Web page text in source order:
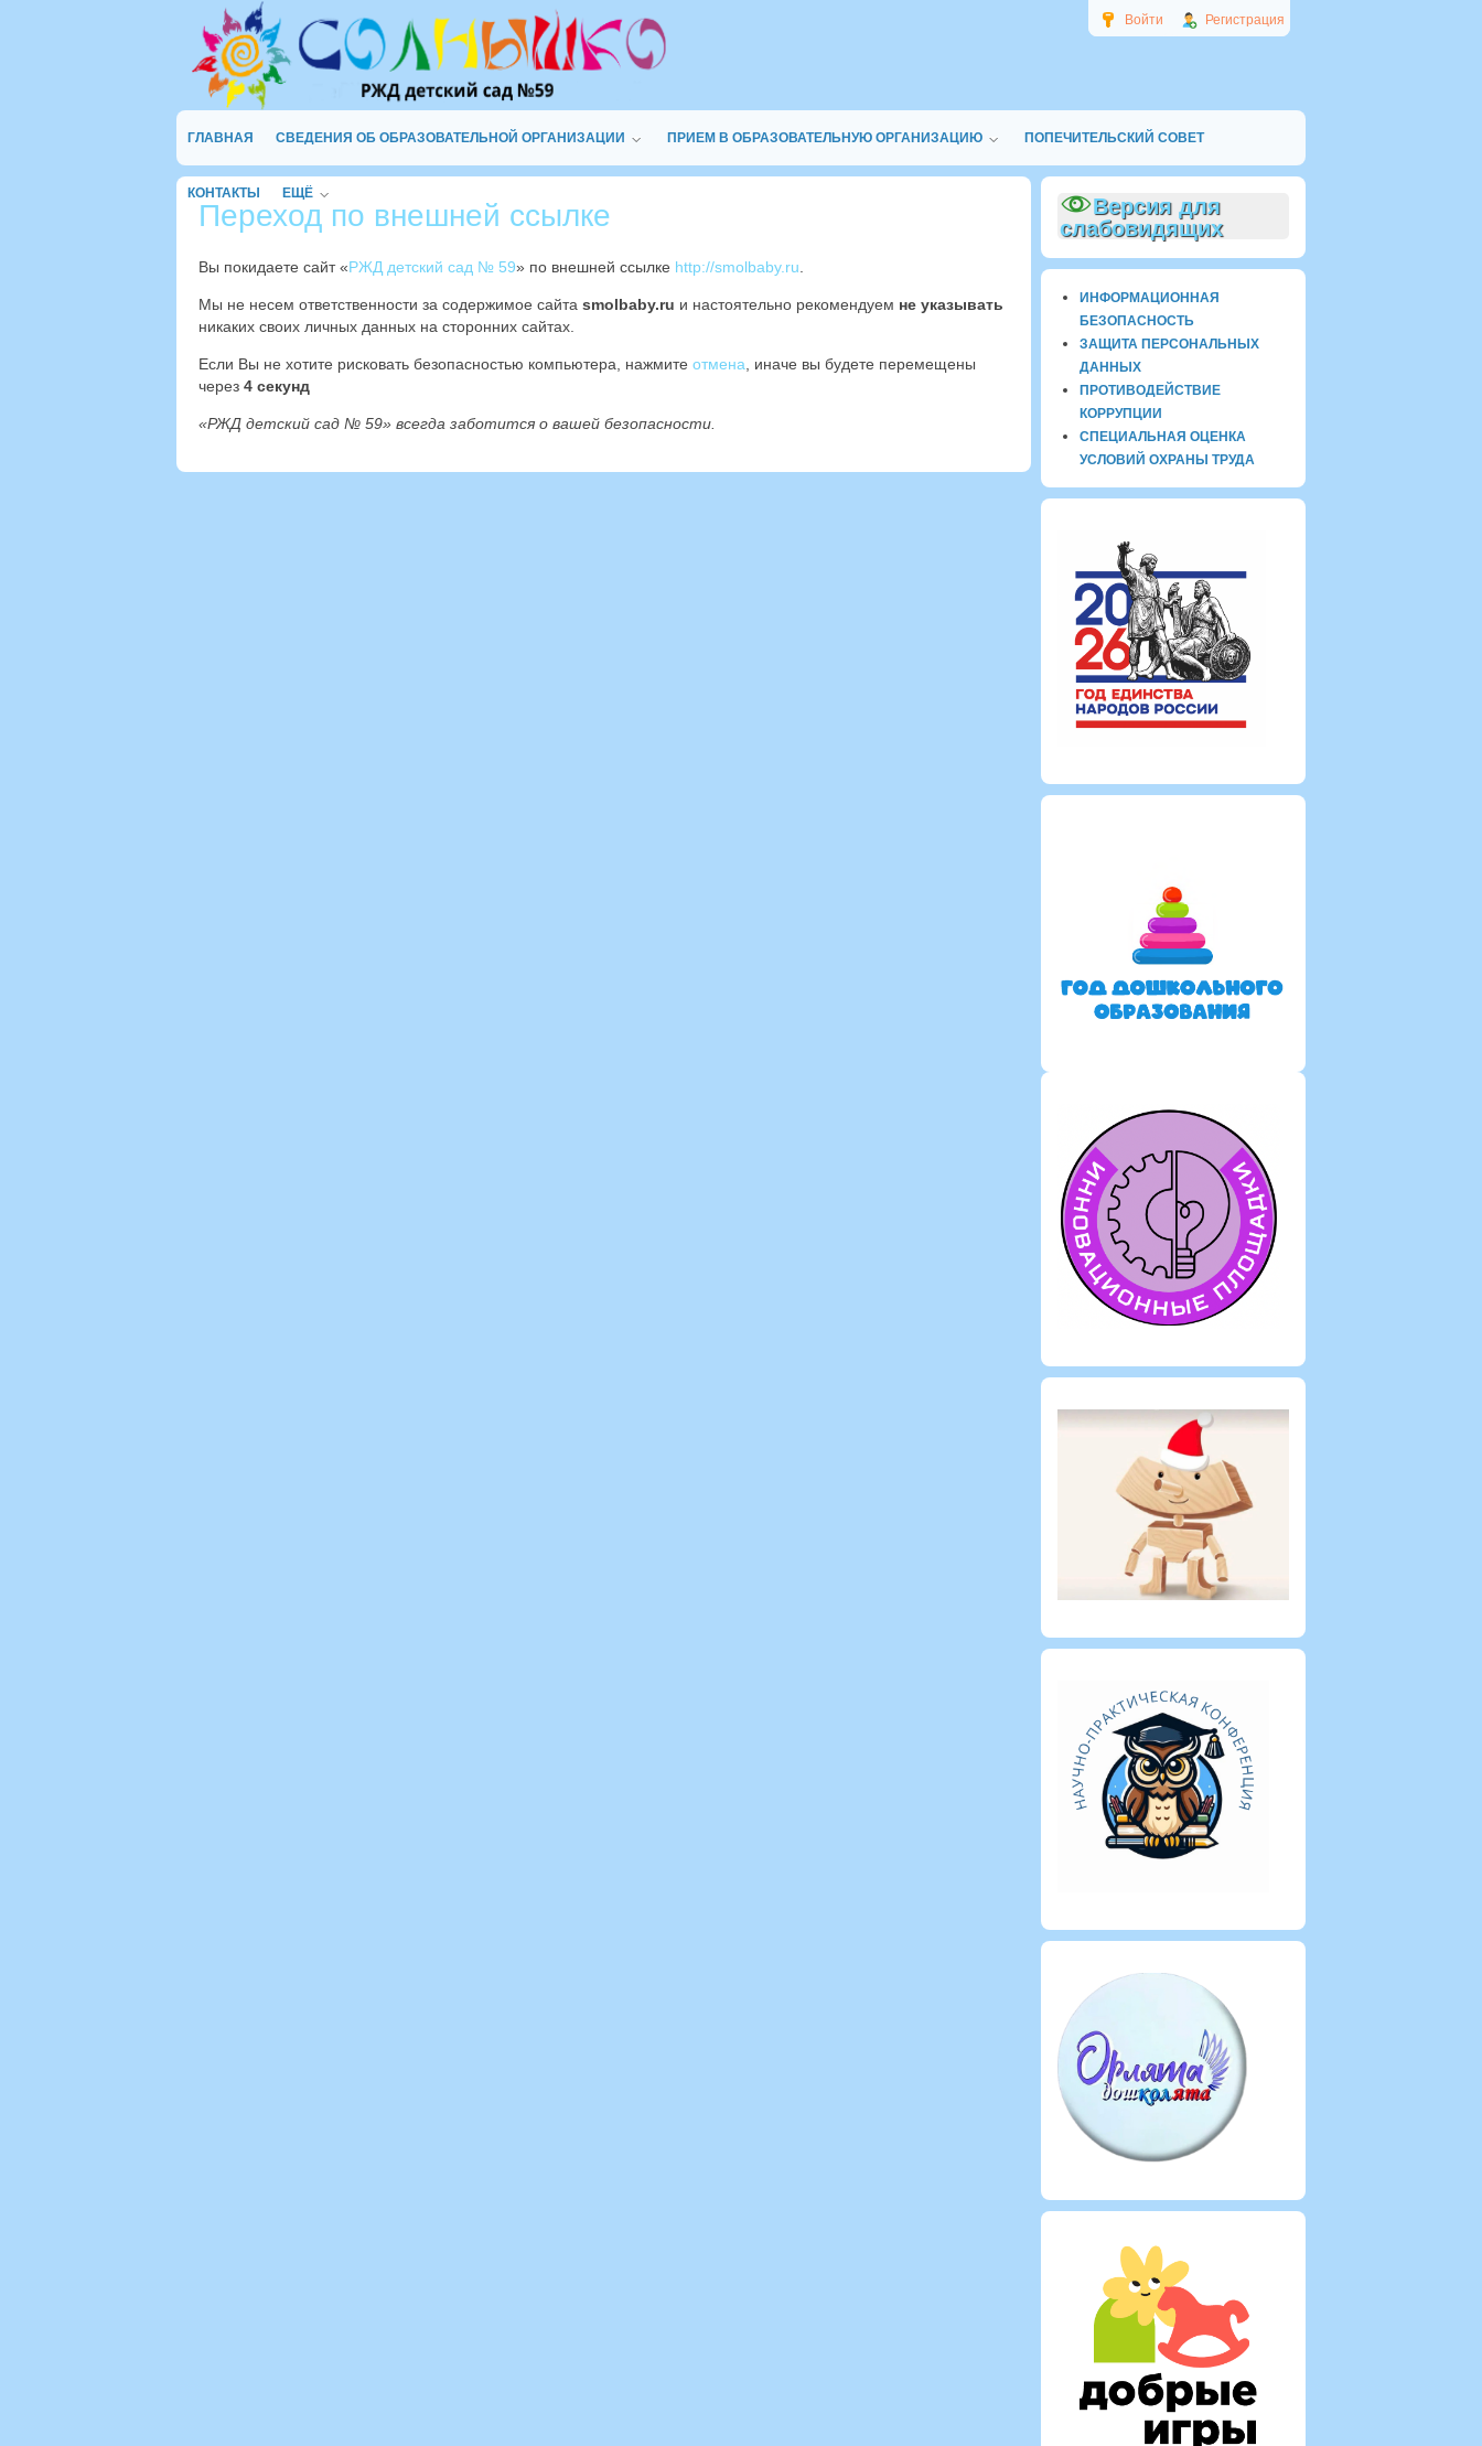
Войти Регистрация
ГЛАВНАЯ СВЕДЕНИЯ ОБ ОБРАЗОВАТЕЛЬНОЙ ОРГАНИЗАЦИИ ПРИЕМ В ОБРАЗОВАТЕЛЬНУЮ ОРГАНИЗАЦИЮ ПОПЕЧИТЕЛЬСКИЙ СОВЕТ
КОНТАКТЫ ЕЩЁ
Переход по внешней ссылке
Вы покидаете сайт «РЖД детский сад № 59» по внешней ссылке http://smolbaby.ru
Мы не несем ответственности за содержимое сайта smolbaby.ru и настоятельно рекомендуем не указывать
никаких своих личных данных на сторонних сайтах.
Если Вы не хотите рисковать безопасностью компьютера, нажмите отмена , иначе вы будете перемещены
через 4 секунд
«РЖД детский сад № 59» всегда заботится о вашей безопасности.
Версия для
слабовидящих
ИНФОРМАЦИОННАЯ
БЕЗОПАСНОСТЬ
ЗАЩИТА ПЕРСОНАЛЬНЫХ
ДАННЫХ
ПРОТИВОДЕЙСТВИЕ
КОРРУПЦИИ
СПЕЦИАЛЬНАЯ ОЦЕНКА
УСЛОВИЙ ОХРАНЫ ТРУДА